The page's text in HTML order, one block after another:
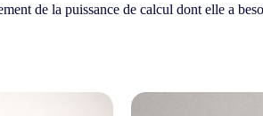
de la puissance de calcul dont elle a